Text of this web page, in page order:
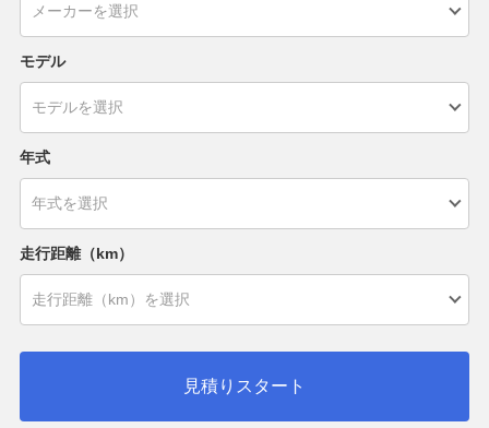
モデル
年式
走行距離（km）
見積りスタート